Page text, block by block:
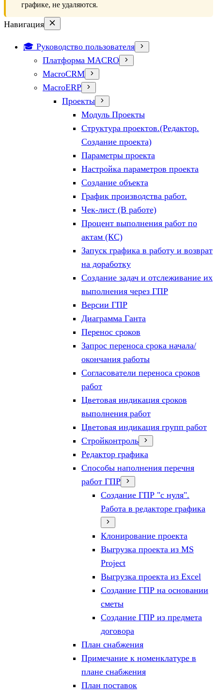
графике, не удаляются.
Навигация
🎓 Руководство пользователя
Платформа MACRO
MacroCRM
MacroERP
Проекты
Модуль Проекты
Структура проектов.(Редактор.
Создание проекта)
Параметры проекта
Настройка параметров проекта
Создание объекта
График производства работ.
Чек-лист (В работе)
Процент выполнения работ по
актам (КС)
Запуск графика в работу и возврат
на доработку
Создание задач и отслеживание их
выполнения через ГПР
Версии ГПР
Диаграмма Ганта
Перенос сроков
Запрос переноса срока начала/
окончания работы
Согласователи переноса сроков
работ
Цветовая индикация сроков
выполнения работ
Цветовая индикация групп работ
Стройконтроль
Редактор графика
Способы наполнения перечня
работ ГПР
Создание ГПР "с нуля".
Работа в редакторе графика
Клонирование проекта
Выгрузка проекта из MS
Project
Выгрузка проекта из Excel
Создание ГПР на основании
сметы
Создание ГПР из предмета
договора
План снабжения
Примечание к номенклатуре в
плане снабжения
План поставок